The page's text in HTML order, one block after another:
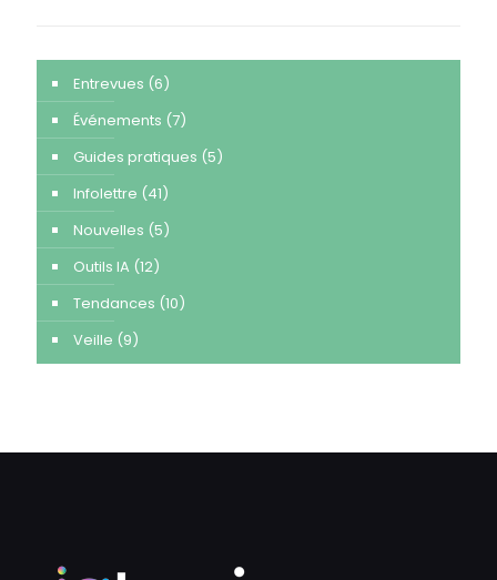
Entrevues (6)
Événements (7)
Guides pratiques (5)
Infolettre (41)
Nouvelles (5)
Outils IA (12)
Tendances (10)
Veille (9)